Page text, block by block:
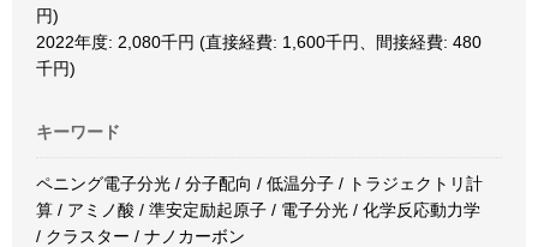
円)
2022年度: 2,080千円 (直接経費: 1,600千円、間接経費: 480
千円)
キーワード
ペニング電子分光 / 分子配向 / 低温分子 / トラジェクトリ計
算 / アミノ酸 / 準安定励起原子 / 電子分光 / 化学反応動力学
/ クラスター / ナノカーボン